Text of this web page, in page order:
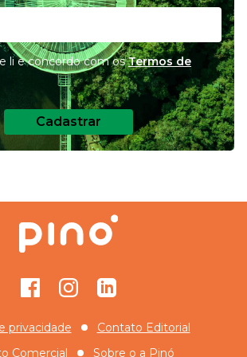
li e concordo com os Termos de
Cadastrar
FacebookInstagramGitHub
privacidade
Contato Editorial
Comercial
Sobre o a Pinó